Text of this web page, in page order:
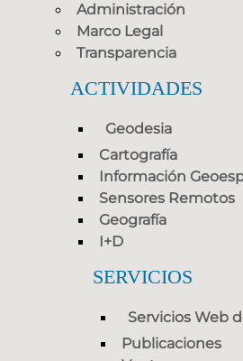
Administración
Marco Legal
Transparencia
ACTIVIDADES
Geodesia
Cartografía
Información
Sensores Remotos
Geografía
I+D
SERVICIOS
Servicios Web
Publicaciones